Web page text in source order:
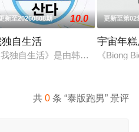
厄“内尔伽勒”夺走了她故乡希
新至20260808期 10.0
自生活
我独自生活》是由韩国MBC电视
更新至第02
宇宙年
《Biong
共0 条 “泰版跑男” 景评